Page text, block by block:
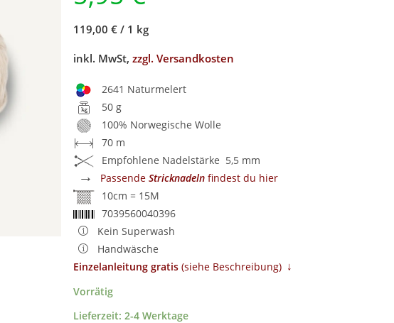
119,00 € / 1 kg
inkl. MwSt,zzgl. Versandkosten
2641 Naturmelert
50 g
100% Norwegische Wolle
70 m
Empfohlene Nadelstärke 5,5 mm
→ PassendeStricknadeln findest du hier
10cm = 15M
7039560040396
Kein Superwash
Handwäsche
Einzelanleitung gratis ​ (siehe Beschreibung) ↓
Vorrätig
Lieferzeit:2-4 Werktage